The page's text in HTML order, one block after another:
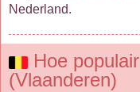
Nederland.
Hoe
(Vlaanderen)